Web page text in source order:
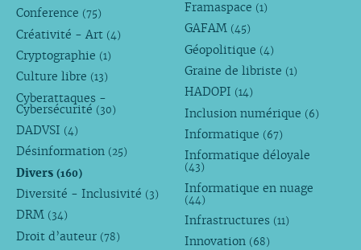
Conference (75)
Créativité - Art (4)
Cryptographie (1)
Culture libre (13)
Cyberattaques -
Cybersécurité (30)
DADVSI (4)
Désinformation (25)
Divers (160)
Diversité - Inclusivité (3)
DRM (34)
Droit d’auteur (78)
Framaspace (1)
GAFAM (45)
Géopolitique (4)
Graine de libriste (1)
HADOPI (14)
Inclusion numérique (6)
Informatique (67)
Informatique déloyale
(43)
Informatique en nuage
(44)
Infrastructures (11)
Innovation (68)